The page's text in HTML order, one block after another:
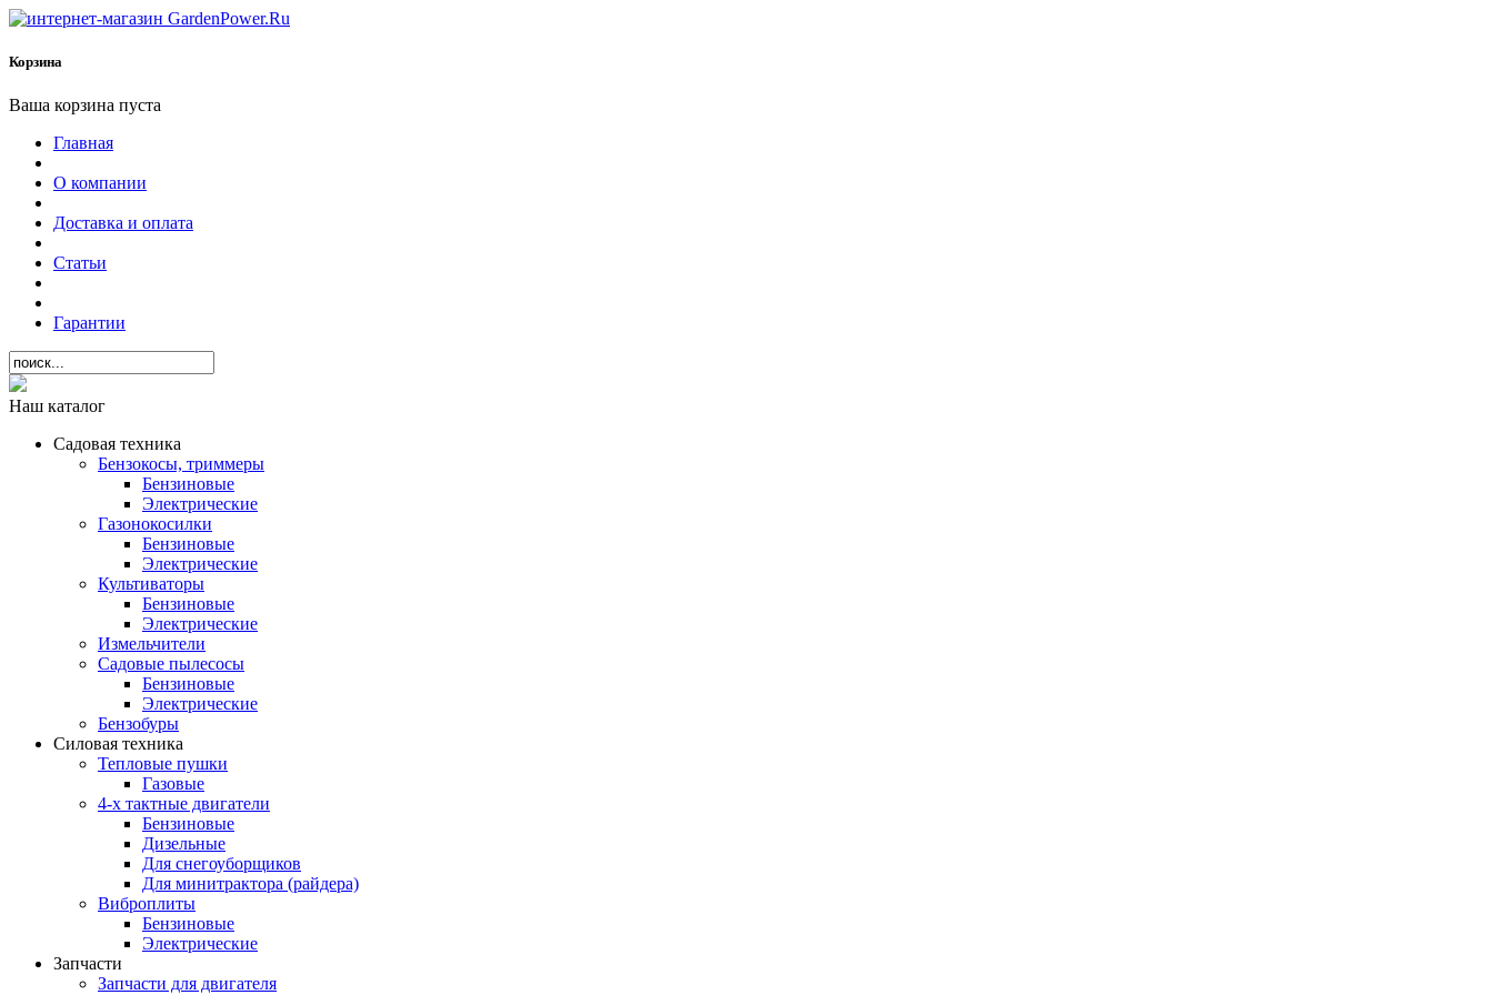
Корзина
Ваша корзина пуста
Главная
О компании
Доставка и оплата
Статьи
Гарантии
Наш каталог
Садовая техника
Бензокосы, триммеры
Бензиновые
Электрические
Газонокосилки
Бензиновые
Электрические
Культиваторы
Бензиновые
Электрические
Измельчители
Садовые пылесосы
Бензиновые
Электрические
Бензобуры
Силовая техника
Тепловые пушки
Газовые
4-х тактные двигатели
Бензиновые
Дизельные
Для снегоуборщиков
Для минитрактора (райдера)
Виброплиты
Бензиновые
Электрические
Запчасти
Запчасти для двигателя